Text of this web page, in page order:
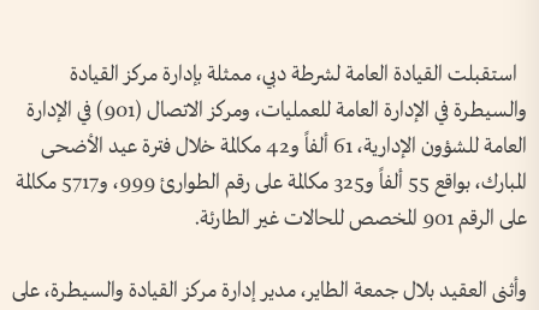
استقبلت القيادة العامة لشرطة دبي، ممثلة بإدارة مركز القيادة
والسيطرة في الإدارة العامة للعمليات، ومركز الاتصال (901) في الإدارة
العامة للشؤون الإدارية، 61 ألفاً و42 مكالمة خلال فترة عيد الأضحى
المبارك، بواقع 55 ألفاً و325 مكالمة على رقم الطوارئ 999، و5717 مكالمة
على الرقم 901 المخصص للحالات غير الطارئة.
وأثنى العقيد بلال جمعة الطاير، مدير إدارة مركز القيادة والسيطرة، على